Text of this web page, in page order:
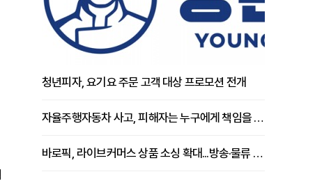
청년피자, 요기요 주문 고객 대상 프로모션 전개
자율주행자동차 사고, 피해자는 누구에게 책임을 물을 수 있을까
바로픽, 라이브커머스 상품 소싱 확대...방송·물류 원스톱 지원 강화